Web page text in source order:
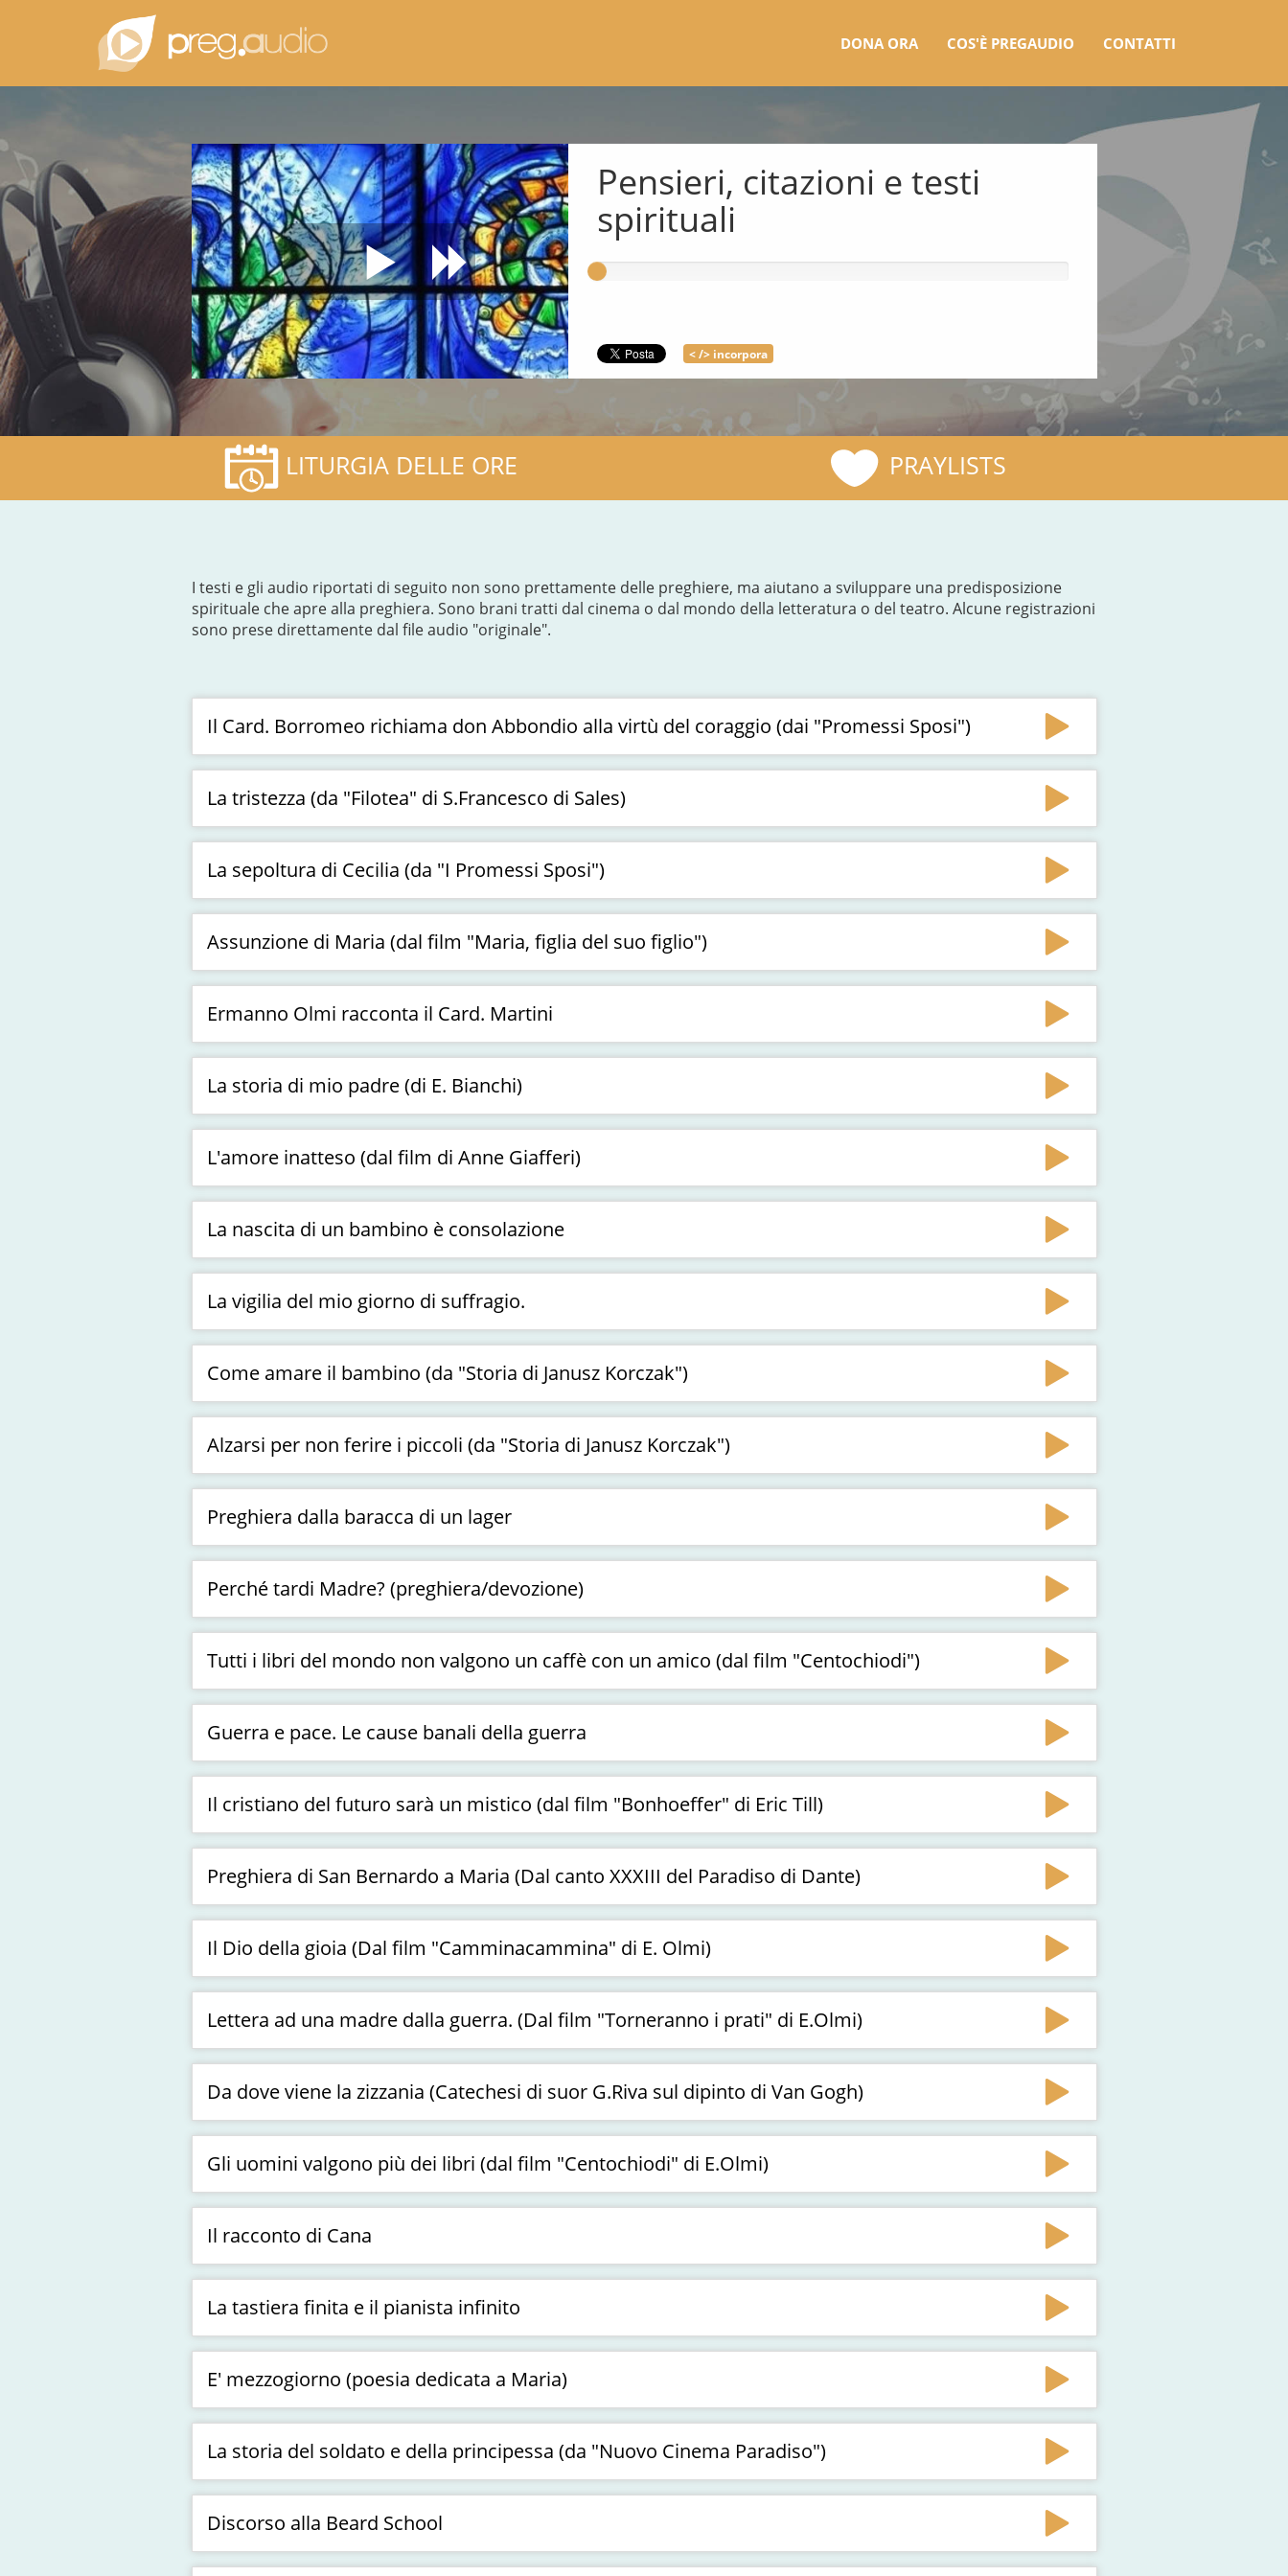
DONA ORA COS'È PREGAUDIO CONTATTI
Pensieri, citazioni e testi
spirituali
< /> incorpora
LITURGIA DELLE ORE PRAYLISTS
I testi e gli audio riportati di seguito non sono prettamente delle preghiere, ma aiutano a sviluppare una predisposizione
spirituale che apre alla preghiera. Sono brani tratti dal cinema o dal mondo della letteratura o del teatro. Alcune registrazioni
sono prese direttamente dal file audio "originale".
Il Card. Borromeo richiama don Abbondio alla virtù del coraggio (dai "Promessi Sposi")
La tristezza (da "Filotea" di S.Francesco di Sales)
La sepoltura di Cecilia (da "I Promessi Sposi")
Assunzione di Maria (dal film "Maria, figlia del suo figlio")
Ermanno Olmi racconta il Card. Martini
La storia di mio padre (di E. Bianchi)
L'amore inatteso (dal film di Anne Giafferi)
La nascita di un bambino è consolazione
La vigilia del mio giorno di suffragio.
Come amare il bambino (da "Storia di Janusz Korczak")
Alzarsi per non ferire i piccoli (da "Storia di Janusz Korczak")
Preghiera dalla baracca di un lager
Perché tardi Madre? (preghiera/devozione)
Tutti i libri del mondo non valgono un caffè con un amico (dal film "Centochiodi")
Guerra e pace. Le cause banali della guerra
Il cristiano del futuro sarà un mistico (dal film "Bonhoeffer" di Eric Till)
Preghiera di San Bernardo a Maria (Dal canto XXXIII del Paradiso di Dante)
Il Dio della gioia (Dal film "Camminacammina" di E. Olmi)
Lettera ad una madre dalla guerra. (Dal film "Torneranno i prati" di E.Olmi)
Da dove viene la zizzania (Catechesi di suor G.Riva sul dipinto di Van Gogh)
Gli uomini valgono più dei libri (dal film "Centochiodi" di E.Olmi)
Il racconto di Cana
La tastiera finita e il pianista infinito
E' mezzogiorno (poesia dedicata a Maria)
La storia del soldato e della principessa (da "Nuovo Cinema Paradiso")
Discorso alla Beard School